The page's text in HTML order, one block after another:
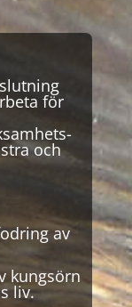
för
och
av
kungsörn
liv.